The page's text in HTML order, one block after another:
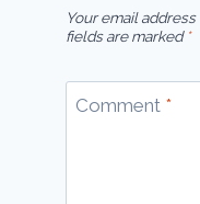
Your email
fields are marked *
Comment *